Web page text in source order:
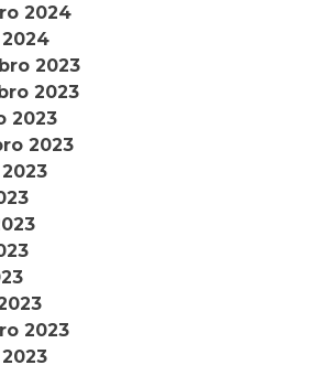
2024
2023
2023
2023
2023
2023